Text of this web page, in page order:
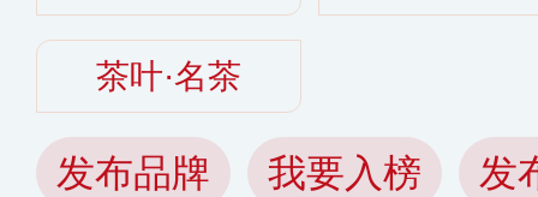
茶叶·名茶
发布品牌 我要入榜 发